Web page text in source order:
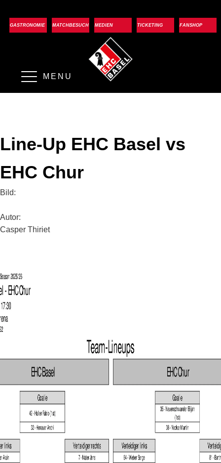
GASTRONOMIE MATCHBESUCH MEDIEN TICKETING FANSHOP
MENU
Line-Up EHC Basel vs
EHC Chur
Bild:
Autor:
Casper Thiriet